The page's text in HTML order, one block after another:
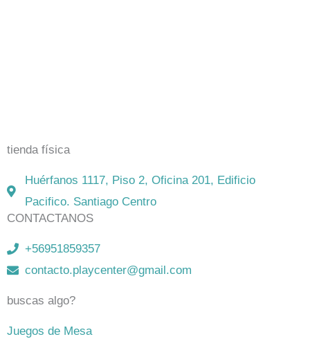
tienda física
Huérfanos 1117, Piso 2, Oficina 201, Edificio
Pacifico. Santiago Centro
CONTACTANOS
+56951859357
contacto.playcenter@gmail.com
buscas algo?
Juegos de Mesa